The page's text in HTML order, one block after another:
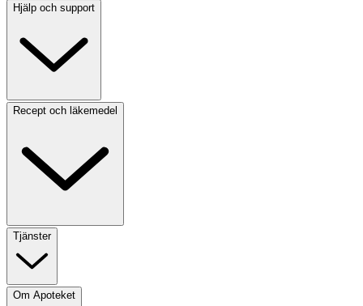
Hjälp och support
Recept och läkemedel
Tjänster
Om Apoteket